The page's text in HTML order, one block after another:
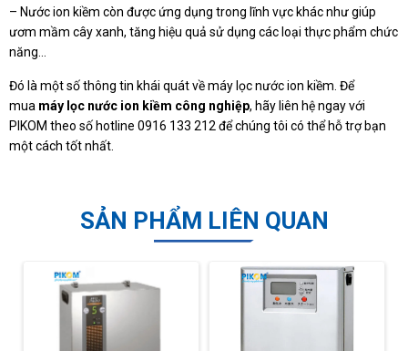
– Nước ion kiềm còn được ứng dụng trong lĩnh vực khác như giúp
ươm mầm cây xanh, tăng hiệu quả sử dụng các loại thực phẩm chức
năng…
Đó là một số thông tin khái quát về máy lọc nước ion kiềm. Để
mua máy lọc nước ion kiềm công nghiệp, hãy liên hệ ngay với
PIKOM theo số hotline 0916 133 212 để chúng tôi có thể hỗ trợ bạn
một cách tốt nhất.
SẢN PHẨM LIÊN QUAN